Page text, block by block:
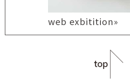
web exbitition»